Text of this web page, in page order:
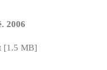
2006
[1.5 MB]